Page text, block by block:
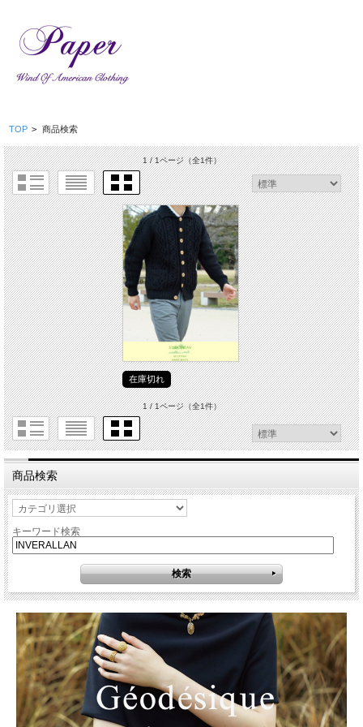
TOP > 商品検索
1 / 1ページ（全1件）
在庫切れ
1 / 1ページ（全1件）
商品検索
キーワード検索